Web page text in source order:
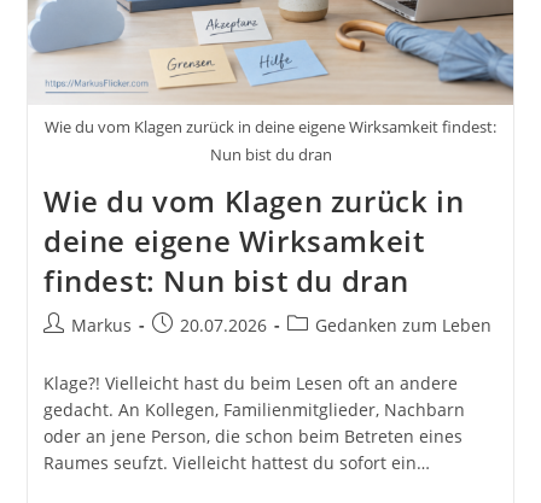
Wie du vom Klagen zurück in deine eigene Wirksamkeit findest:
Nun bist du dran
Wie du vom Klagen zurück in
deine eigene Wirksamkeit
findest: Nun bist du dran
Beitrags-
Markus
Beitrag20.07.2026
Beitrags-
Gedanken zum Leben
Klage?! Vielleicht hast du beim Lesen oft an andere
gedacht. An Kollegen, Familienmitglieder, Nachbarn
oder an jene Person, die schon beim Betreten eines
Raumes seufzt. Vielleicht hattest du sofort ein…